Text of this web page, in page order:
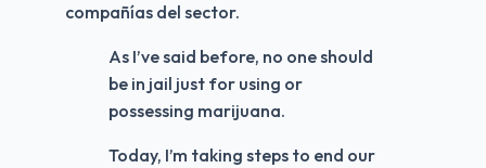
compañías del sector.
As I’ve said before, no one should
be in jail just for using or
possessing marijuana.
Today, I’m taking steps to end our